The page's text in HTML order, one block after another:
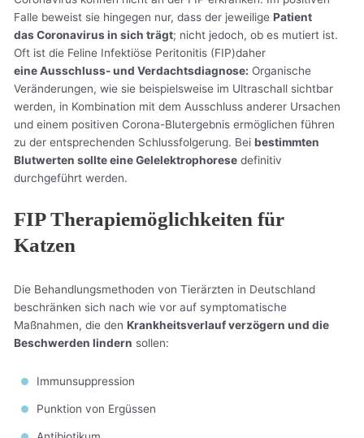
Falle beweist sie hingegen nur, dass der jeweiligePatient
das Coronavirus in sich trägt; nicht jedoch, ob es mutiert ist.
Oft ist die Feline Infektiöse Peritonitis (FIP)daher
eine Ausschluss- und Verdachtsdiagnose: Organische
Veränderungen, wie sie beispielsweise im Ultraschall sichtbar
werden, in Kombination mit dem Ausschluss anderer Ursachen
und einem positiven Corona-Blutergebnis ermöglichen führen
zu der entsprechenden Schlussfolgerung. Beibestimmten
Blutwerten sollte eine Gelelektrophorese definitiv
durchgeführt werden.
FIP Therapiemöglichkeiten für
Katzen
Die Behandlungsmethoden von Tierärzten in Deutschland
beschränken sich nach wie vor auf symptomatische
Maßnahmen, die denKrankheitsverlauf verzögern und die
Beschwerden lindern sollen:
Immunsuppression
Punktion von Ergüssen